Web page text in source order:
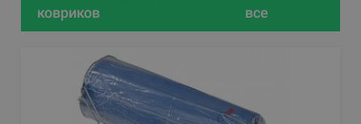
ковриков
все